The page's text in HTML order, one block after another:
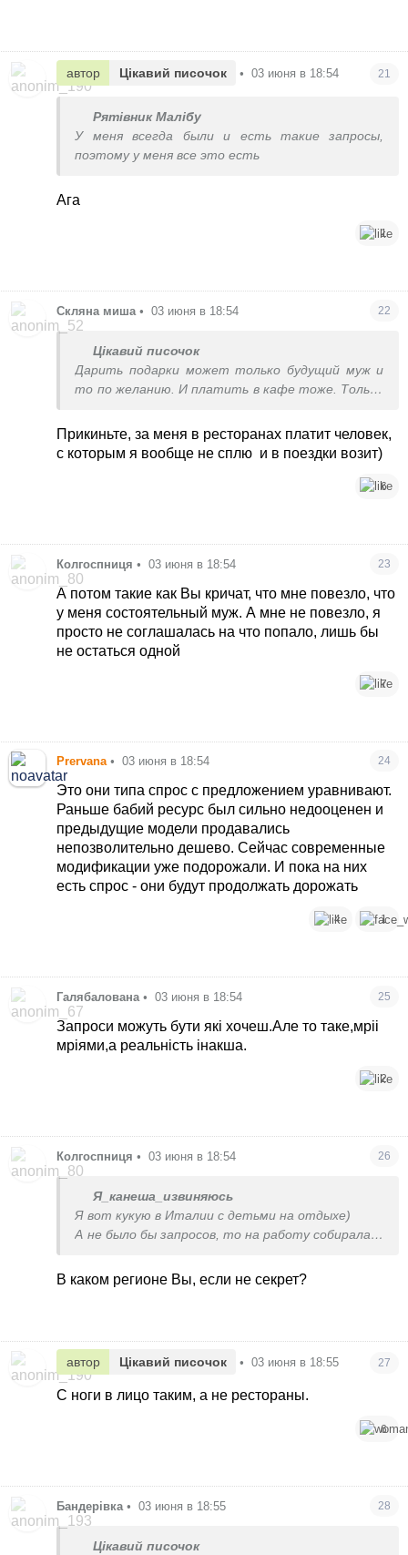
автор Цікавий писочок • 03 июня в 18:54 21
Рятівник Малібу
У меня всегда были и есть такие запросы,
поэтому у меня все это есть
Ага
1
Скляна миша • 03 июня в 18:54 22
Цікавий писочок
Дарить подарки может только будущий муж и
то по желанию. И платить в кафе тоже. Только
Прикиньте, за меня в ресторанах платит человек,
с которым я вообще не сплю и в поездки возит)
6
Колгоспниця • 03 июня в 18:54 23
А потом такие как Вы кричат, что мне повезло, что
у меня состоятельный муж. А мне не повезло, я
просто не соглашалась на что попало, лишь бы
не остаться одной
7
Prervana • 03 июня в 18:54 24
Это они типа спрос с предложением уравнивают.
Раньше бабий ресурс был сильно недооценен и
предыдущие модели продавались
непозволительно дешево. Сейчас современные
модификации уже подорожали. И пока на них
есть спрос - они будут продолжать дорожать
4 1
Галябалована • 03 июня в 18:54 25
Запроси можуть бути які хочеш.Але то таке,мріі
мріями,а реальність інакша.
2
Колгоспниця • 03 июня в 18:54 26
Я_канеша_извиняюсь
Я вот кукую в Италии с детьми на отдыхе)
А не было бы запросов, то на работу собиралась
В каком регионе Вы, если не секрет?
автор Цікавий писочок • 03 июня в 18:55 27
С ноги в лицо таким, а не рестораны.
6
Бандерівка • 03 июня в 18:55 28
Цікавий писочок